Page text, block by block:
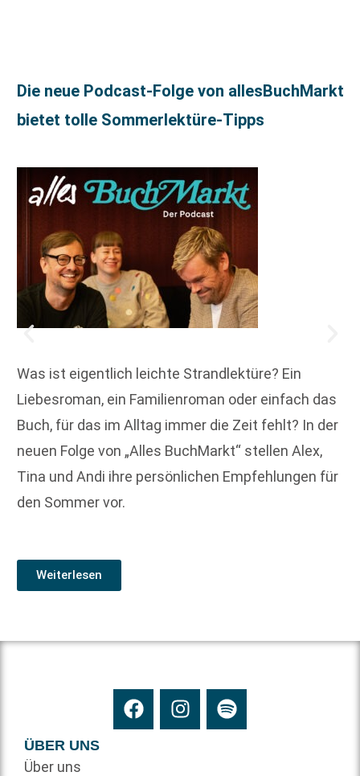
Die neue Podcast-Folge von allesBuchMarkt
bietet tolle Sommerlektüre-Tipps
Was ist eigentlich leichte Strandlektüre? Ein
Liebesroman, ein Familienroman oder einfach das
Buch, für das im Alltag immer die Zeit fehlt? In der
neuen Folge von „Alles BuchMarkt“ stellen Alex,
Tina und Andi ihre persönlichen Empfehlungen für
den Sommer vor.
Weiterlesen
ÜBER UNS
Über uns